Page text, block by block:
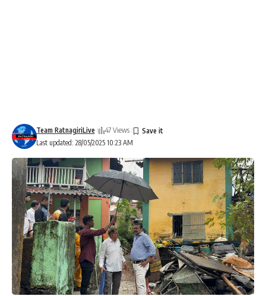
Last updated: 28/05/2025 10:23 AM
Team RatnagiriLive 47 Views